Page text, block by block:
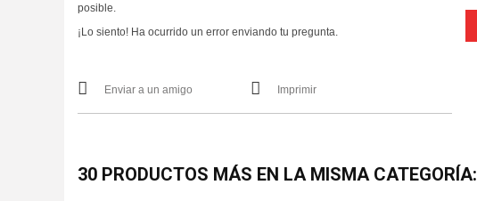
posible.
¡Lo siento! Ha ocurrido un error enviando tu pregunta.
Enviar a un amigo Imprimir
30 PRODUCTOS MÁS EN LA MISMA CATEGORÍA: